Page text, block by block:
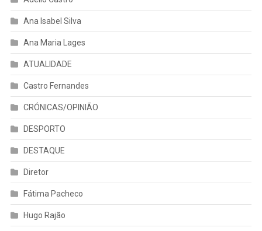
Ana Isabel Silva
Ana Maria Lages
ATUALIDADE
Castro Fernandes
CRÓNICAS/OPINIÃO
DESPORTO
DESTAQUE
Diretor
Fátima Pacheco
Hugo Rajão